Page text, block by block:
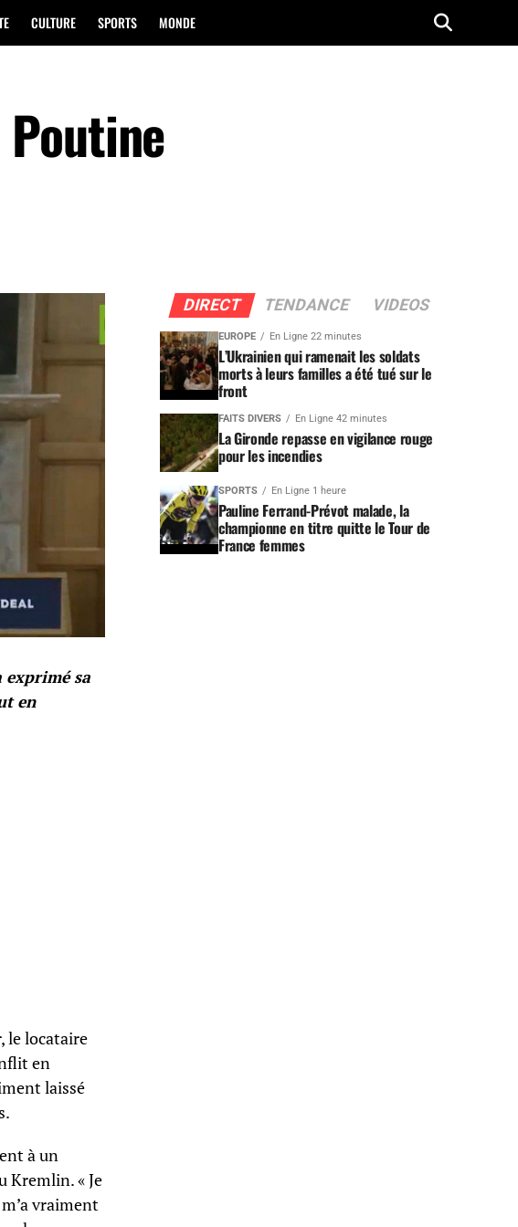
CULTURE SPORTS MONDE
exprimé sa
en
le locataire
en
laissé
à un
Kremlin. « Je
vraiment
DIRECT TENDANCE VIDEOS
EUROPE En Ligne 22 minutes
L’Ukrainien qui ramenait les soldats
morts à leurs familles a été tué sur le
front
FAITS DIVERS En Ligne 42 minutes
La Gironde repasse en vigilance rouge
pour les incendies
SPORTS En Ligne 1 heure
Pauline Ferrand-Prévot malade, la
championne en titre quitte le Tour de
France femmes